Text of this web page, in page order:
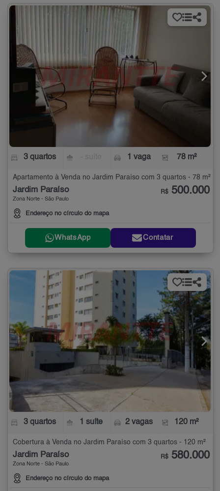
3 quartos 1 vaga 78 m²
Apartamento à Venda no Jardim Paraíso com 3 quartos - 78 m²
Jardim Paraíso
Zona Norte - São Paulo
Endereço no círculo do mapa
R$ 500.000
WhatsApp Contatar
3 quartos 1 suíte 2 vagas 120 m²
Cobertura à Venda no Jardim Paraíso com 3 quartos - 120 m²
Jardim Paraíso
Zona Norte - São Paulo
Endereço no círculo do mapa
R$ 580.000